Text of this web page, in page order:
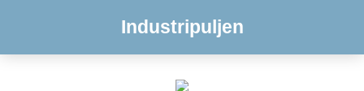
Industripuljen